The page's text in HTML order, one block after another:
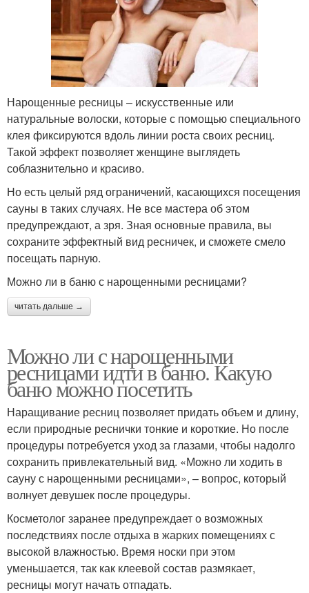
Нарощенные ресницы – искусственные или
натуральные волоски, которые с помощью специального
клея фиксируются вдоль линии роста своих ресниц.
Такой эффект позволяет женщине выглядеть
соблазнительно и красиво.
Но есть целый ряд ограничений, касающихся посещения
сауны в таких случаях. Не все мастера об этом
предупреждают, а зря. Зная основные правила, вы
сохраните эффектный вид ресничек, и сможете смело
посещать парную.
Можно ли в баню с нарощенными ресницами?
читать дальше →
Можно ли с нарощенными
ресницами идти в баню. Какую
баню можно посетить
Наращивание ресниц позволяет придать объем и длину,
если природные реснички тонкие и короткие. Но после
процедуры потребуется уход за глазами, чтобы надолго
сохранить привлекательный вид. «Можно ли ходить в
сауну с нарощенными ресницами», – вопрос, который
волнует девушек после процедуры.
Косметолог заранее предупреждает о возможных
последствиях после отдыха в жарких помещениях с
высокой влажностью. Время носки при этом
уменьшается, так как клеевой состав размякает,
ресницы могут начать отпадать.